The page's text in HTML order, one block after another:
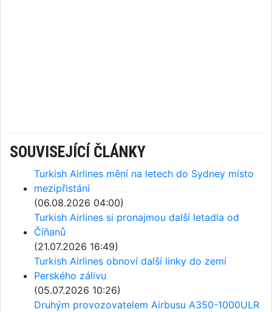
SOUVISEJÍCÍ ČLÁNKY
Turkish Airlines mění na letech do Sydney místo
mezipřistání
(06.08.2026 04:00)
Turkish Airlines si pronajmou další letadla od
Číňanů
(21.07.2026 16:49)
Turkish Airlines obnoví další linky do zemí
Perského zálivu
(05.07.2026 10:26)
Druhým provozovatelem Airbusu A350-1000ULR